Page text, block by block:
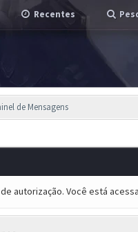
Recentes
de Mensagens
autorização. Você está